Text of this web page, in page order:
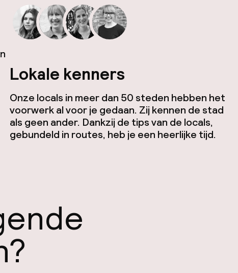
Lokale kenners
Onze locals in meer dan 50 steden hebben het
voorwerk al voor je gedaan. Zij kennen de stad
als geen ander. Dankzij de tips van de locals,
gebundeld in routes, heb je een heerlijke tijd.